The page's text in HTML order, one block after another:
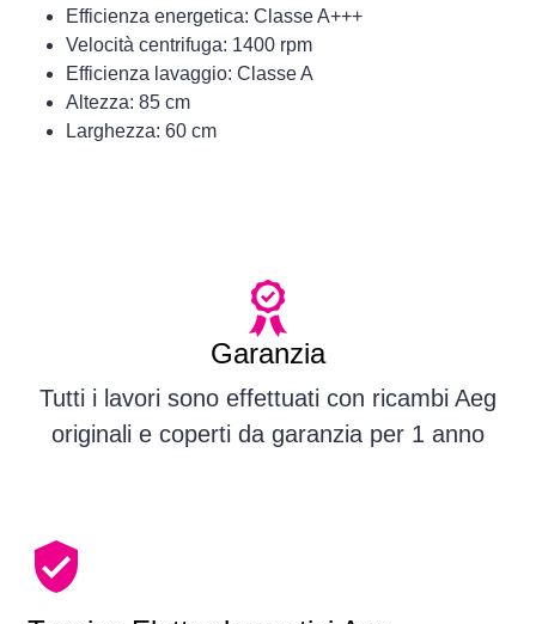
Efficienza energetica: Classe A+++
Velocità centrifuga: 1400 rpm
Efficienza lavaggio: Classe A
Altezza: 85 cm
Larghezza: 60 cm
Garanzia
Tutti i lavori sono effettuati con ricambi Aeg
originali e coperti da garanzia per 1 anno